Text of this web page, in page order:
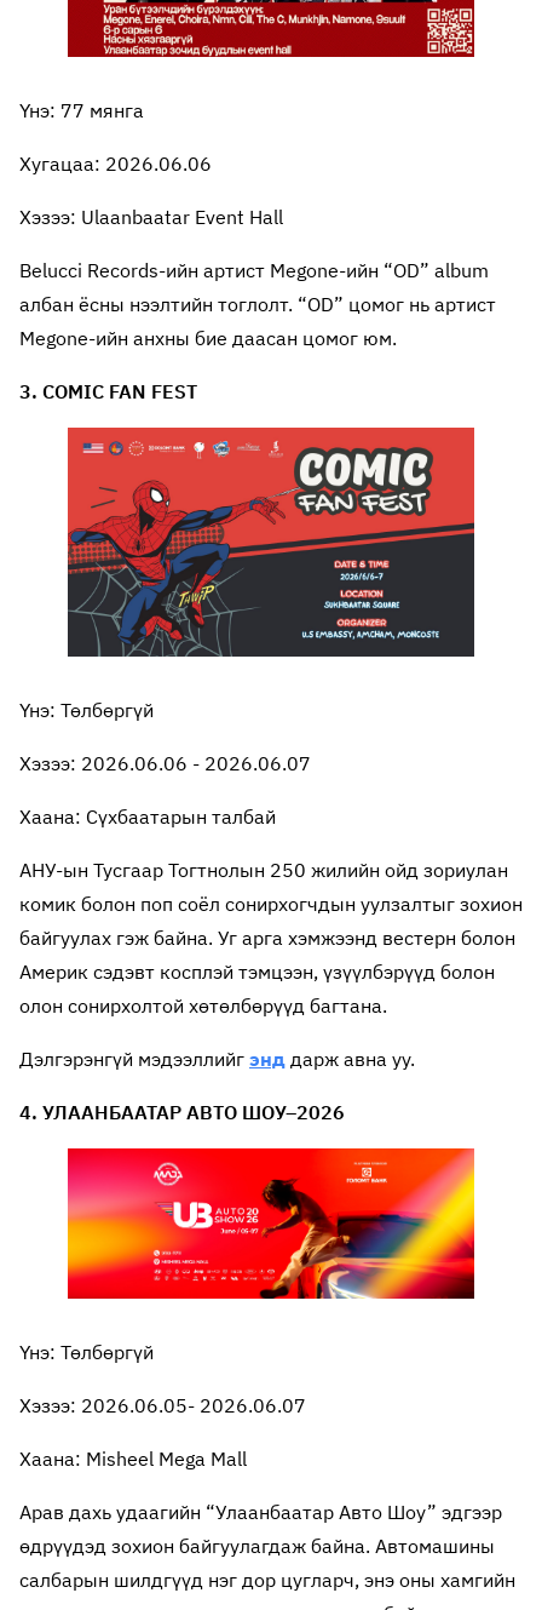
Үнэ: 77 мянга
Хугацаа: 2026.06.06
Хэзээ: Ulaanbaatar Event Hall
Belucci Records-ийн артист Megone-ийн “OD” album
албан ёсны нээлтийн тоглолт. “OD” цомог нь артист
Megone-ийн анхны бие даасан цомог юм.
3. COMIC FAN FEST
Үнэ: Төлбөргүй
Хэзээ: 2026.06.06 - 2026.06.07
Хаана: Сүхбаатарын талбай
АНУ-ын Тусгаар Тогтнолын 250 жилийн ойд зориулан
комик болон поп соёл сонирхогчдын уулзалтыг зохион
байгуулах гэж байна. Уг арга хэмжээнд вестерн болон
Америк сэдэвт косплэй тэмцээн, үзүүлбэрүүд болон
олон сонирхолтой хөтөлбөрүүд багтана.
Дэлгэрэнгүй мэдээллийг энд дарж авна уу.
4. УЛААНБААТАР АВТО ШОУ–2026
Үнэ: Төлбөргүй
Хэзээ: 2026.06.05- 2026.06.07
Хаана: Misheel Mega Mall
Арав дахь удаагийн “Улаанбаатар Авто Шоу” эдгээр
өдрүүдэд зохион байгуулагдаж байна. Автомашины
салбарын шилдгүүд нэг дор цугларч, энэ оны хамгийн